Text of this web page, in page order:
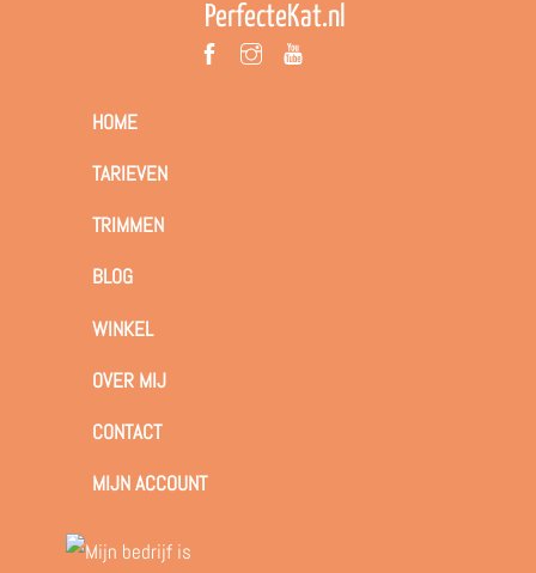
PerfecteKat.nl
HOME
TARIEVEN
TRIMMEN
BLOG
WINKEL
OVER MIJ
CONTACT
MIJN ACCOUNT